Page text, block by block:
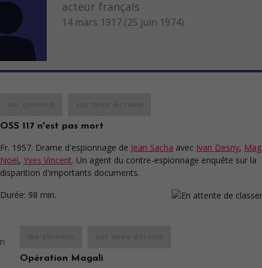
acteur français
14 mars 1917 (25 juin 1974)
OSS 117 n'est pas mort
Fr. 1957. Drame d'espionnage de Jean Sacha avec Ivan Desny,
Noël, Yves Vincent. Un agent du contre-espionnage enquête sur la
disparition d'importants documents.
Durée: 98 min.
Opération Magali